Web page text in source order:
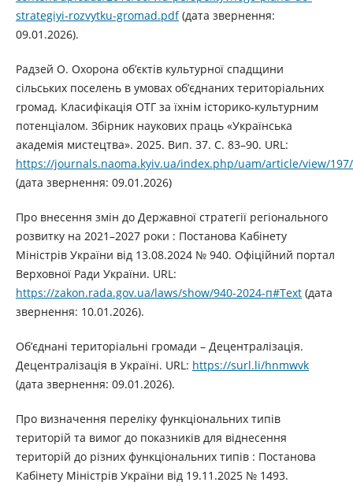
strategiyi-rozvytku-gromad.pdf(дата звернення:
09.01.2026).
Радзей О. Охорона об’єктів культурної спадщини
сільських поселень в умовах об’єднаних територіальних
громад. Класифікація ОТГ за їхнім історико-культурним
потенціалом. Збірник наукових праць «Українська
академія мистецтва». 2025. Вип. 37. С. 83–90. URL:
https://journals.naoma.kyiv.ua/index.php/uam/article/view/
(дата звернення: 09.01.2026)
Про внесення змін до Державної стратегії регіонального
розвитку на 2021–2027 роки : Постанова Кабінету
Міністрів України від 13.08.2024 № 940. Офіційний портал
Верховної Ради України. URL:
https://zakon.rada.gov.ua/laws/show/940-2024-п#Text(дата
звернення: 10.01.2026).
Об’єднані територіальні громади – Децентралізація.
Децентралізація в Україні. URL: https://surl.li/hnmwvk
(дата звернення: 09.01.2026).
Про визначення переліку функціональних типів
територій та вимог до показників для віднесення
територій до різних функціональних типів : Постанова
Кабінету Міністрів України від 19.11.2025 № 1493.